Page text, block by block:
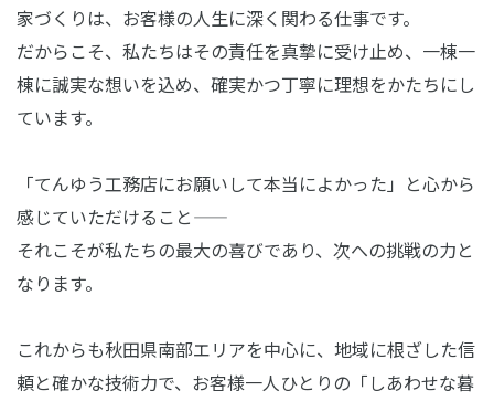
家づくりは、お客様の人生に深く関わる仕事です。
だからこそ、私たちはその責任を真摯に受け止め、一棟一
棟に誠実な想いを込め、確実かつ丁寧に理想をかたちにし
ています。
「てんゆう工務店にお願いして本当によかった」と心から
感じていただけること――
それこそが私たちの最大の喜びであり、次への挑戦の力と
なります。
これからも秋田県南部エリアを中心に、地域に根ざした信
頼と確かな技術力で、 お客様一人ひとりの「しあわせな暮